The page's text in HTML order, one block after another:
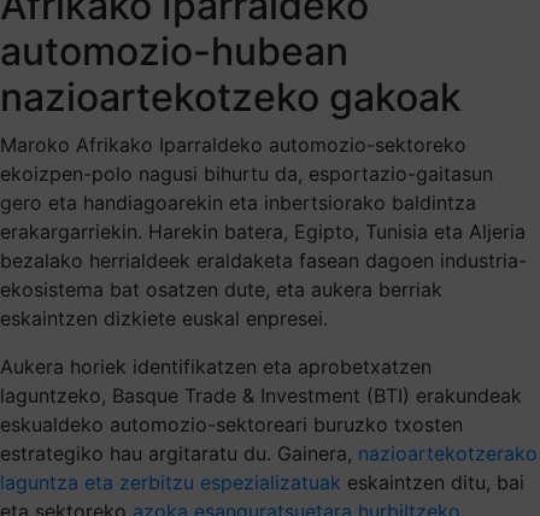
automozio-hubean
nazioartekotzeko gakoak
Maroko Afrikako Iparraldeko automozio-sektoreko
ekoizpen-polo nagusi bihurtu da, esportazio-gaitasun
gero eta handiagoarekin eta inbertsiorako baldintza
erakargarriekin. Harekin batera, Egipto, Tunisia eta Aljeria
bezalako herrialdeek eraldaketa fasean dagoen industria-
ekosistema bat osatzen dute, eta aukera berriak
eskaintzen dizkiete euskal enpresei.
Aukera horiek identifikatzen eta aprobetxatzen
laguntzeko, Basque Trade & Investment (BTI) erakundeak
eskualdeko automozio-sektoreari buruzko txosten
estrategiko hau argitaratu du. Gainera, nazioartekotzerako
laguntza eta zerbitzu espezializatuak eskaintzen ditu, bai
eta sektoreko azoka esanguratsuetara hurbiltzeko